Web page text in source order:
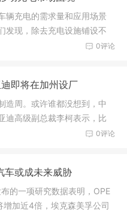
辆充电的需求量和应用场景
发现，除去充电设施铺设不
0评论
即将在加州设厂
造周。或许谁都没想到，中
迪高级副总裁李柯表示，比
0评论
车或成未来威胁
的一项研究数据表明，OPE
加近4倍，埃克森美孚公司